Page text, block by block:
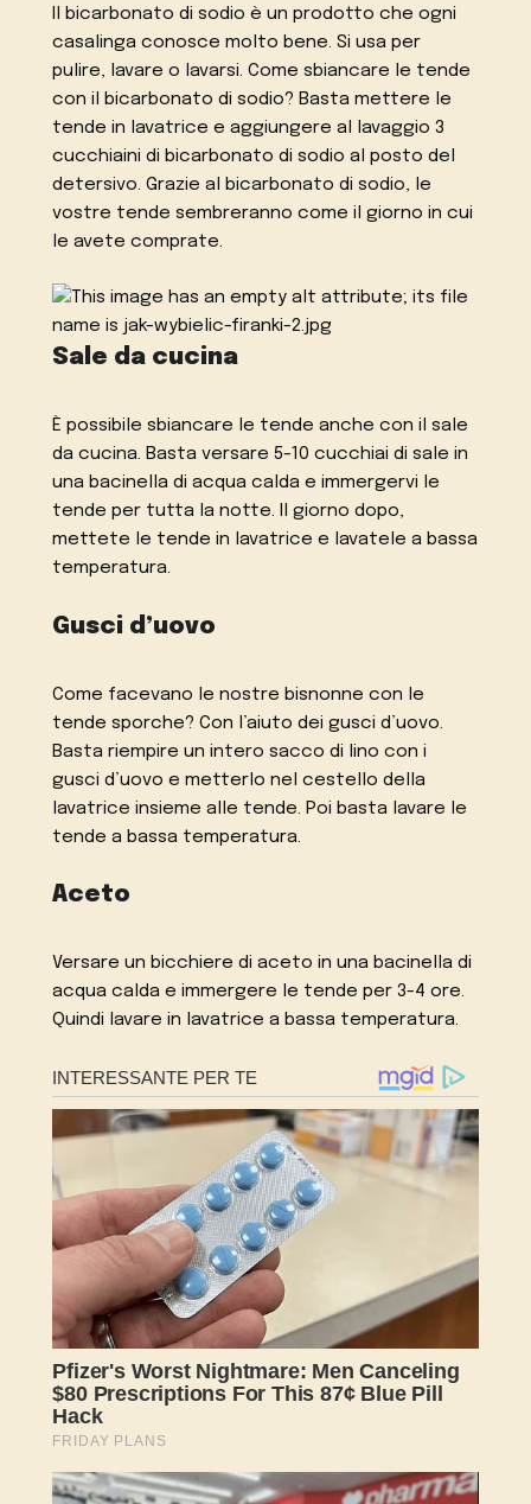
Il bicarbonato di sodio è un prodotto che ogni
casalinga conosce molto bene. Si usa per
pulire, lavare o lavarsi. Come sbiancare le tende
con il bicarbonato di sodio? Basta mettere le
tende in lavatrice e aggiungere al lavaggio 3
cucchiaini di bicarbonato di sodio al posto del
detersivo. Grazie al bicarbonato di sodio, le
vostre tende sembreranno come il giorno in cui
le avete comprate.
Sale da cucina
È possibile sbiancare le tende anche con il sale
da cucina. Basta versare 5-10 cucchiai di sale in
una bacinella di acqua calda e immergervi le
tende per tutta la notte. Il giorno dopo,
mettete le tende in lavatrice e lavatele a bassa
temperatura.
Gusci d’uovo
Come facevano le nostre bisnonne con le
tende sporche? Con l’aiuto dei gusci d’uovo.
Basta riempire un intero sacco di lino con i
gusci d’uovo e metterlo nel cestello della
lavatrice insieme alle tende. Poi basta lavare le
tende a bassa temperatura.
Aceto
Versare un bicchiere di aceto in una bacinella di
acqua calda e immergere le tende per 3-4 ore.
Quindi lavare in lavatrice a bassa temperatura.